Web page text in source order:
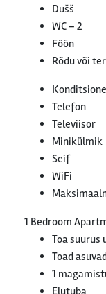
Dušš
WC – 2
Föön
Rõdu või
Telefon
Televiisor
Minikülmik
Seif
WiFi
1 Bedroom
Toa suurus
Toad
1